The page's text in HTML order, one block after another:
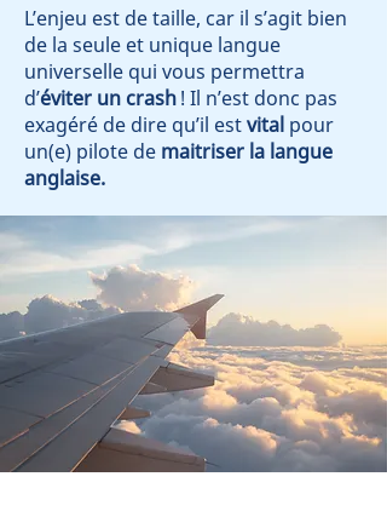
L’enjeu est de taille, car il s’agit bien
de la seule et unique langue
universelle qui vous permettra
d’éviter un crash! Il n’est donc pas
exagéré de dire qu’il estvital pour
un(e) pilote de maitriser la langue
anglaise.